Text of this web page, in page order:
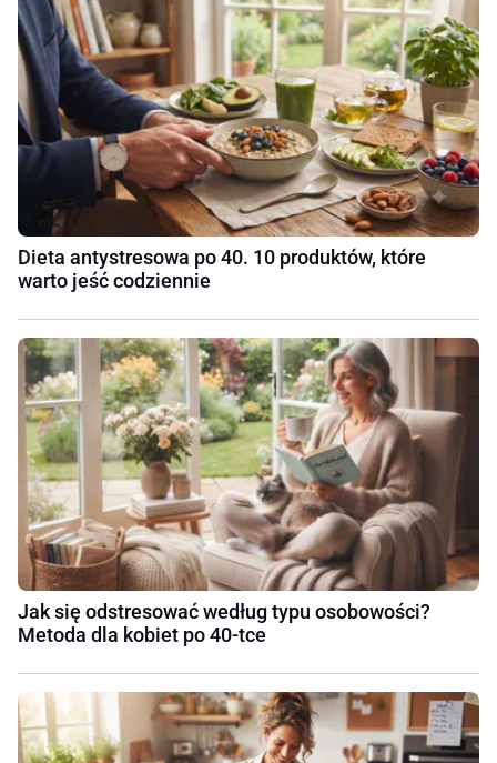
Dieta antystresowa po 40. 10 produktów, które
warto jeść codziennie
Jak się odstresować według typu osobowości?
Metoda dla kobiet po 40-tce